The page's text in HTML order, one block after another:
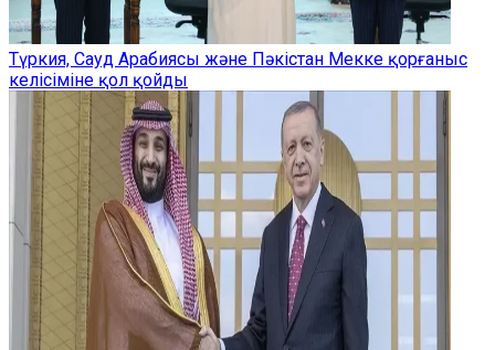
Түркия, Сауд Арабиясы және Пәкістан Мекке қорғаныс
келісіміне қол қойды